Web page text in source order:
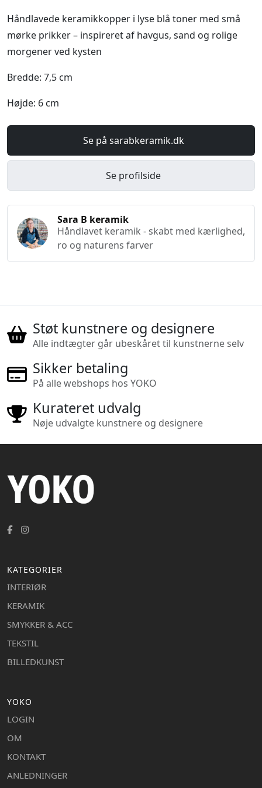
Håndlavede keramikkopper i lyse blå toner med små
mørke prikker – inspireret af havgus, sand og rolige
morgener ved kysten
Bredde: 7,5 cm
Højde: 6 cm
Se på sarabkeramik.dk
Se profilside
Sara B keramik
Håndlavet keramik - skabt med kærlighed,
ro og naturens farver
Støt kunstnere og designere
Alle indtægter går ubeskåret til kunstnerne selv
Sikker betaling
På alle webshops hos YOKO
Kurateret udvalg
Nøje udvalgte kunstnere og designere
KATEGORIER
INTERIØR
KERAMIK
SMYKKER & ACC
TEKSTIL
BILLEDKUNST
YOKO
LOGIN
OM
KONTAKT
ANLEDNINGER